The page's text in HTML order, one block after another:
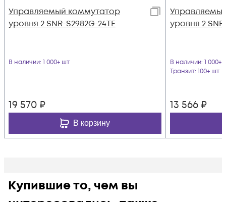
Управляемый коммутатор
уровня 2 SNR-S2982G-24TE
В наличии: 1 000+ шт
19 570 ₽
В корзину
уровня 2
В наличии: 1 000+
Транзит: 100+ шт
13 566 ₽
Купившие то, чем вы